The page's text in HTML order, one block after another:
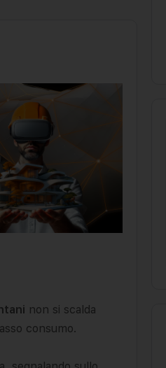
non si scalda
consumo.